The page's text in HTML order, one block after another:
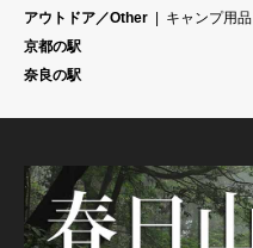
アウトドア／Other
キャンプ用品
京都の駅
奈良の駅